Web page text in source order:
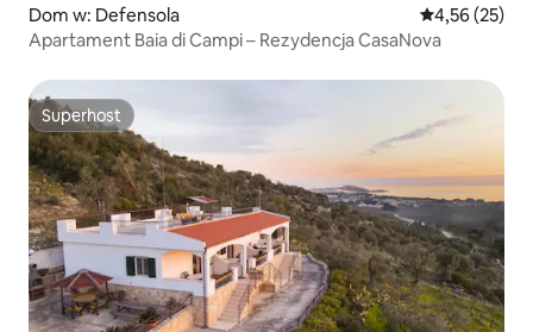
Dom w: Defensola Średnia
4,56 (25)
Apartament Baia di Campi – Rezydencja CasaNova
Superhost
Superhost